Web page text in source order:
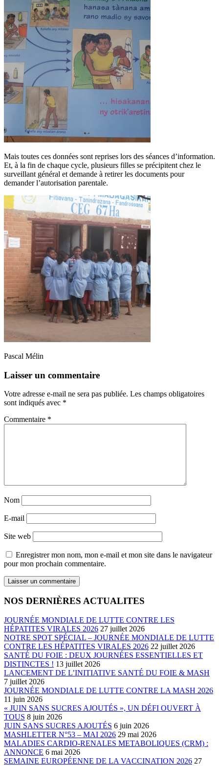
Mais toutes ces données sont reprises lors des séances d’information.
Et, à la fin de chaque cycle, plusieurs filles se précipitent chez le
surveillant général et demande à retirer les documents pour
demander l’autorisation parentale.
Pascal Mélin
Laisser un commentaire
Votre adresse e-mail ne sera pas publiée. Les champs obligatoires
sont indiqués avec *
Commentaire *
Nom
E-mail
Site web
Enregistrer mon nom, mon e-mail et mon site dans le navigateur
pour mon prochain commentaire.
NOS DERNIÈRES ACTUALITES
JOURNÉE MONDIALE DE LUTTE CONTRE LES
HÉPATITES VIRALES 2026 27 juillet 2026
NOTRE SPOT SPÉCIAL – JOURNÉE MONDIALE DE LUTTE
CONTRE LES HÉPATITES VIRALES 2026 22 juillet 2026
SANTÉ DU FOIE : DEUX JOURNÉES ESSENTIELLES ET
DISTINCTES ! 13 juillet 2026
LANCEMENT DE L’INITIATIVE SANTÉ DU FOIE & MASH
7 juillet 2026
JOURNÉE MONDIALE DE LUTTE CONTRE LA MASH 2026
11 juin 2026
« JUIN SANS SUCRES AJOUTÉS », UN DÉFI OUVERT À
TOUS 8 juin 2026
JUIN SANS SUCRES AJOUTÉS 6 juin 2026
MASHLETTER N°53 – MAI 2026 29 mai 2026
MALADIES CARDIO-RENALES METABOLIQUES (CRM) :
ANNONCE 6 mai 2026
SEMAINE EUROPÉENNE DE LA VACCINATION 2026 27